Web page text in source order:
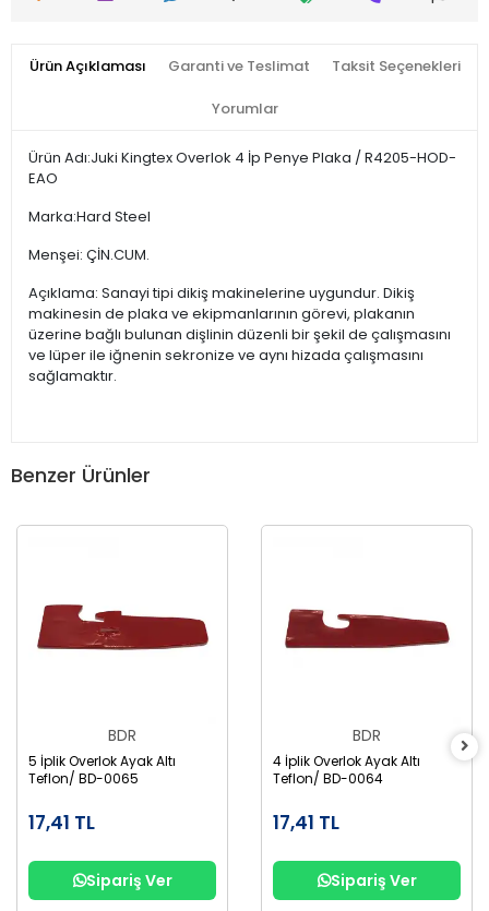
Ürün Açıklaması Garanti ve Teslimat Taksit Seçenekleri
Yorumlar
Ürün Adı:Juki Kingtex Overlok 4 İp Penye Plaka / R4205-HOD-
EAO
Marka:Hard Steel
Menşei: ÇİN.CUM.
Açıklama: Sanayi tipi dikiş makinelerine uygundur. Dikiş
makinesin de plaka ve ekipmanlarının görevi, plakanın
üzerine bağlı bulunan dişlinin düzenli bir şekil de çalışmasını
ve lüper ile iğnenin sekronize ve aynı hizada çalışmasını
sağlamaktır.
Benzer Ürünler
BDR
5 İplik Overlok Ayak Altı
Teflon/ BD-0065
17,41 TL
Sipariş Ver
BDR
4 İplik Overlok Ayak Altı
Teflon/ BD-0064
17,41 TL
Sipariş Ver